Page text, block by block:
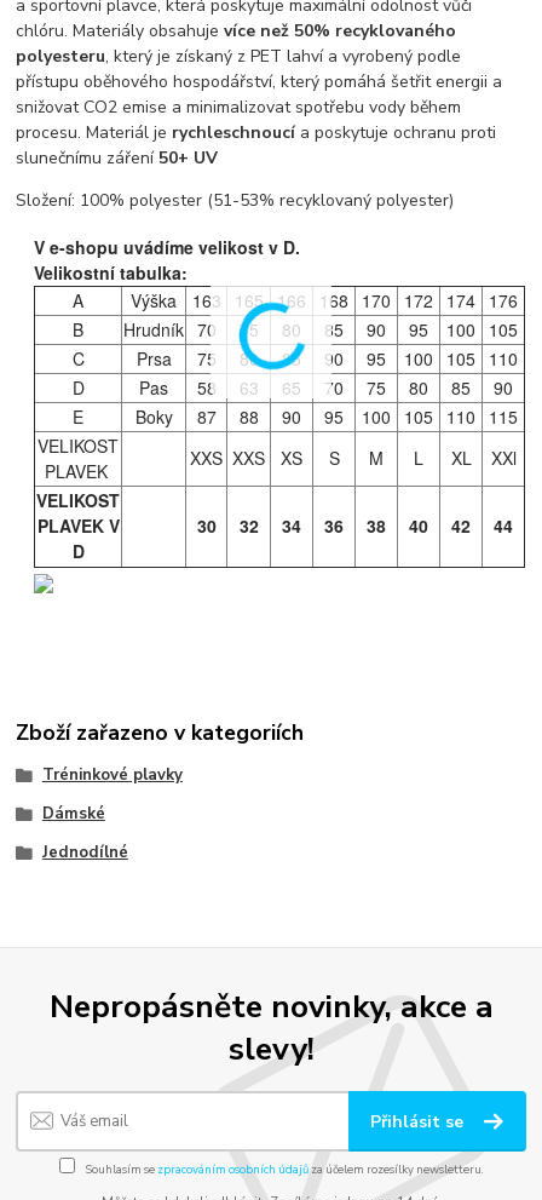
a sportovní plavce, která poskytuje maximální odolnost vůči
chlóru. Materiály obsahuje více než 50% recyklovaného
polyesteru, který je získaný z PET lahví a vyrobený podle
přístupu oběhového hospodářství, který pomáhá šetřit energii a
snižovat CO2 emise a minimalizovat spotřebu vody během
procesu. Materiál je rychleschnoucí a poskytuje ochranu proti
slunečnímu záření 50+ UV
Složení: 100% polyester (51-53% recyklovaný polyester)
V e-shopu uvádíme velikost v D.
Velikostní tabulka:
A
Výška 163 165 166 168 170 172 174 176
B
Hrudník 70 75 80 85 90 95 100
105
C
Prsa 75 80 85 90 95 100 105 110
D
Pas 58 63 65 70 75 80 85
90
E
Boky 87 88 90 95 100 105 110
115
VELIKOST
PLAVEK
XXS XXS XS S M L XL
XXl
VELIKOST
PLAVEK V
D
30 32 34 36 38 40 42 44
Zboží zařazeno v kategoriích
Tréninkové plavky
Dámské
Jednodílné
Nepropásněte novinky, akce a
slevy!
Přihlásit se
Souhlasím se zpracováním osobních údajůza účelem rozesílky newsletteru.